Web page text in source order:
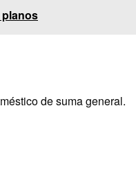
de suma general.